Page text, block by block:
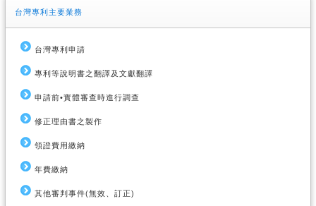
台灣專利主要業務
台灣專利申請
專利等說明書之翻譯及文獻翻譯
申請前•實體審查時進行調查
修正理由書之製作
領證費用繳納
年費繳納
其他審判事件(無效、訂正)